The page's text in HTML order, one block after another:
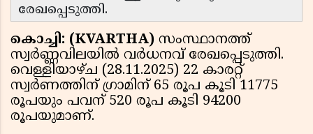
രേഖപ്പെടുത്തി.
കൊച്ചി: (KVARTHA) സംസ്ഥാനത്ത്
സ്വര്‍ണ്ണവിലയില്‍ വര്‍ധനവ് രേഖപ്പെടുത്തി.
വെള്ളിയാഴ്ച (28.11.2025) 22 കാരറ്റ്
സ്വര്‍ണത്തിന് ഗ്രാമിന് 65 രൂപ കൂടി 11775
രൂപയും പവന് 520 രൂപ കൂടി 94200
രൂപയുമാണ്.